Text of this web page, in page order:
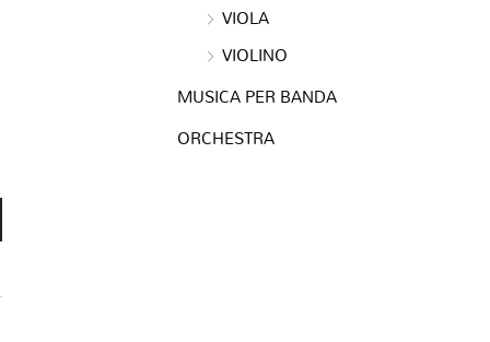
VIOLA
VIOLINO
MUSICA PER BANDA
ORCHESTRA